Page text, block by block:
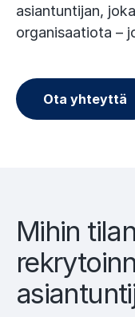
asiantuntijan,
organisaatiota –
Ota yhteyttä
Mihin